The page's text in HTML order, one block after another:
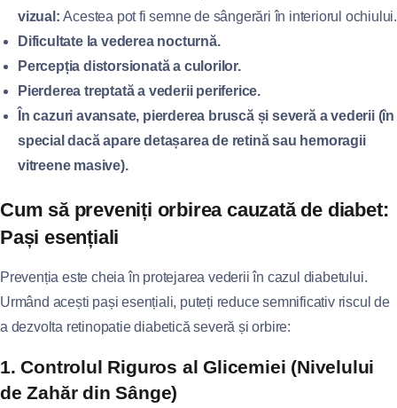
vizual: Acestea pot fi semne de sângerări în interiorul ochiului.
Dificultate la vederea nocturnă.
Percepția distorsionată a culorilor.
Pierderea treptată a vederii periferice.
În cazuri avansate, pierderea bruscă și severă a vederii (în
special dacă apare detașarea de retină sau hemoragii
vitreene masive).
Cum să preveniți orbirea cauzată de diabet:
Pași esențiali
Prevenția este cheia în protejarea vederii în cazul diabetului.
Urmând acești pași esențiali, puteți reduce semnificativ riscul de
a dezvolta retinopatie diabetică severă și orbire:
1. Controlul Riguros al Glicemiei (Nivelului
de Zahăr din Sânge)